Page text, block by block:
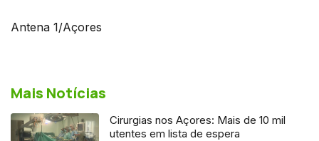
Antena 1/Açores
Mais Notícias
Cirurgias nos Açores: Mais de 10 mil
utentes em lista de espera